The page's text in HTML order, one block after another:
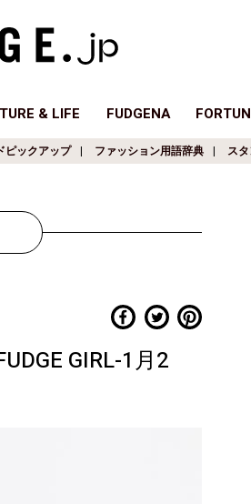
& LIFE FUDGENA
ピックアップ ファッション用語辞典 ス
GIRL-1月2